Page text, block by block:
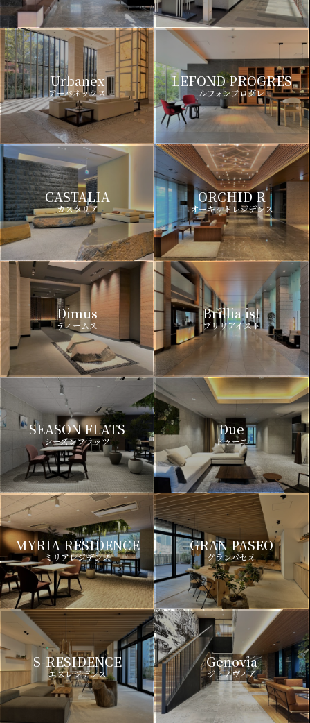
Urbanex
アーバネックス
LEFOND PROGRES
ルフォンプログレ
CASTALIA
カスタリア
ORCHID R
オーキッドレジデンス
Dimus
ディームス
Brillia ist
ブリリアイスト
SEASON FLATS
シーズンフラッツ
Due
ドゥーエ
MYRIA RESIDENCE
ミリアレジデンス
GRAN PASEO
グランパセオ
S-RESIDENCE
エスレジデンス
Genovia
ジェノヴィア